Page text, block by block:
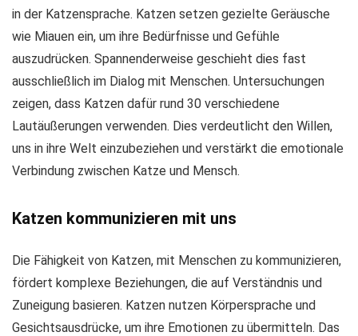
in der Katzensprache. Katzen setzen gezielte Geräusche
wie Miauen ein, um ihre Bedürfnisse und Gefühle
auszudrücken. Spannenderweise geschieht dies fast
ausschließlich im Dialog mit Menschen. Untersuchungen
zeigen, dass Katzen dafür rund 30 verschiedene
Lautäußerungen verwenden. Dies verdeutlicht den Willen,
uns in ihre Welt einzubeziehen und verstärkt die emotionale
Verbindung zwischen Katze und Mensch.
Katzen kommunizieren mit uns
Die Fähigkeit von Katzen, mit Menschen zu kommunizieren,
fördert komplexe Beziehungen, die auf Verständnis und
Zuneigung basieren. Katzen nutzen Körpersprache und
Gesichtsausdrücke, um ihre Emotionen zu übermitteln. Das